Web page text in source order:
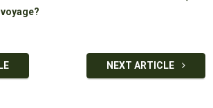
NEXT ARTICLE